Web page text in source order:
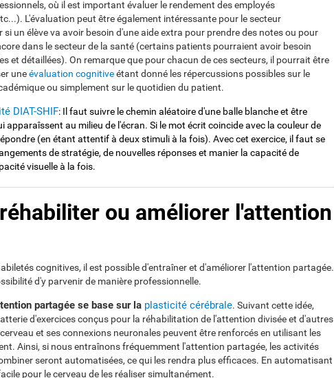
où il est important évaluer le rendement des employés
L'évaluation peut être également intéressante pour le secteur
un élève va avoir besoin d'une aide extra pour prendre des notes ou pour
dans le secteur de la santé (certains patients pourraient avoir besoin
et détaillées). On remarque que pour chacun de ces secteurs, il pourrait être
uneévaluation cognitiveétant donné les répercussions possibles sur le
ou simplement sur le quotidien du patient.
DIAT-SHIF: Il faut suivre le chemin aléatoire d'une balle blanche et être
au milieu de l'écran. Si le mot écrit coincide avec la couleur de
(en étant attentif à deux stimuli à la fois). Avec cet exercice, il faut se
de stratégie, de nouvelles réponses et manier la capacité de
visuelle à la fois.
ou améliorer l'attention
cognitives, il est possible d'entraîner et d'améliorer l'attention partagée.
d'y parvenir de manière professionnelle.
partagée se base sur la plasticité cérébrale. Suivant cette idée,
d'exercices conçus pour la réhabilitation de l'attention divisée et d'autres
et ses connexions neuronales peuvent être renforcés en utilisant les
Ainsi, si nous entraînons fréquemment l'attention partagée, les activités
seront automatisées, ce qui les rendra plus efficaces. En automatisant
pour le cerveau de les réaliser simultanément.